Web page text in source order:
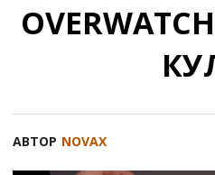
АВТОР NOVAX